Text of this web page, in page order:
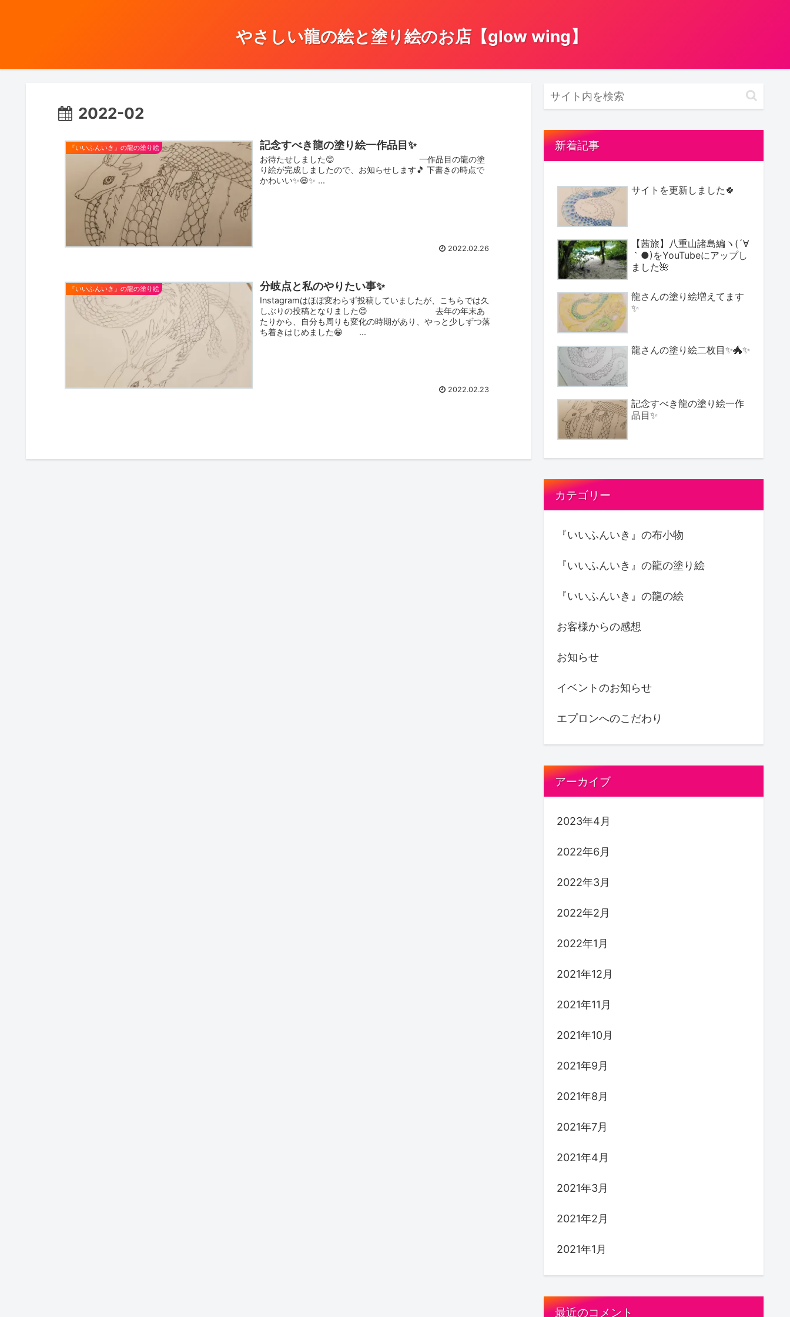
やさしい龍の絵と塗り絵のお店【glow wing】
2022-02
『いいふんいき』の龍の塗り絵 記念すべき龍の塗り絵一作品目✨
お待たせしました😊 一作品目の龍の塗
り絵が完成しましたので、お知らせします🎵 下書きの時点で
かわいい✨😆✨ ...
2022.02.26
『いいふんいき』の龍の塗り絵 分岐点と私のやりたい事✨
Instagramはほぼ変わらず投稿していましたが、こちらでは久
しぶりの投稿となりました😊 去年の年末あ
たりから、自分も周りも変化の時期があり、やっと少しずつ落
ち着きはじめました😁 ...
2022.02.23
新着記事
サイトを更新しました🍀
【茜旅】八重山諸島編ヽ(´∀
｀●)をYouTubeにアップし
ました🌺
龍さんの塗り絵増えてます
✨
龍さんの塗り絵二枚目✨🐲✨
記念すべき龍の塗り絵一作
品目✨
カテゴリー
『いいふんいき』の布小物
『いいふんいき』の龍の塗り絵
『いいふんいき』の龍の絵
お客様からの感想
お知らせ
イベントのお知らせ
エプロンへのこだわり
アーカイブ
2023年4月
2022年6月
2022年3月
2022年2月
2022年1月
2021年12月
2021年11月
2021年10月
2021年9月
2021年8月
2021年7月
2021年4月
2021年3月
2021年2月
2021年1月
最近のコメント